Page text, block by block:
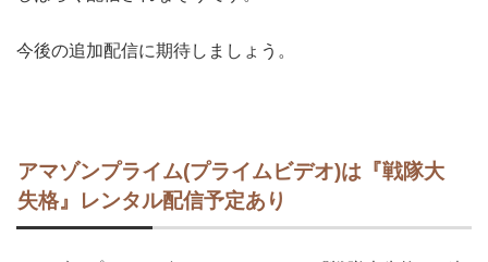
今後の追加配信に期待しましょう。
アマゾンプライム(プライムビデオ)は『戦隊大
失格』レンタル配信予定あり